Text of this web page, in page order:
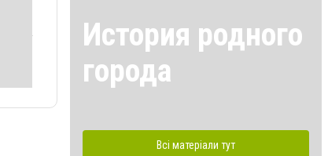
История родного
города
Всі матеріали тут